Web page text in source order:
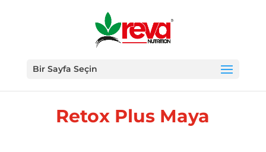
Bir Sayfa Seçin
Retox Plus Maya